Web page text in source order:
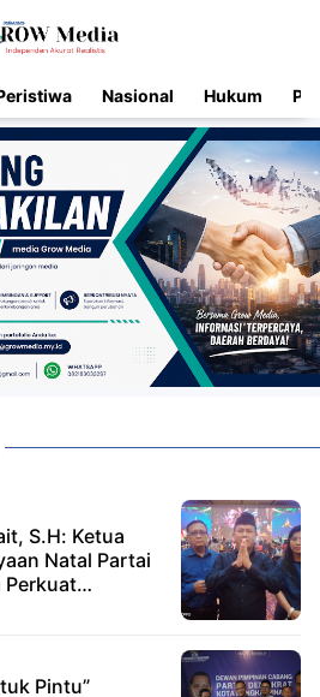
Nasional Hukum
S.H: Ketua
Natal Partai
Perkuat
Pintu”